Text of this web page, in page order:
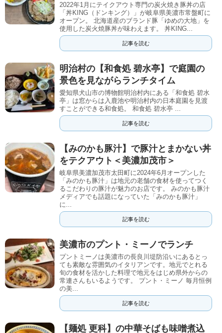
2022年1月にテイクアウト専門の炭火焼き豚丼の店
「丼KING（ドンキング）」が岐阜県美濃市常盤町に
オープン。 北海道産のブランド豚「ゆめの大地」を
使用した炭火焼豚丼が味わえます。 丼KING...
記事を読む
明治村の【和食処 碧水亭】で庭園の
景色を見ながらランチタイム
愛知県犬山市の博物館明治村内にある「和食処 碧水
亭」は窓からは入鹿池や明治村内の日本庭園を見渡
すことができる和食処。 和食処 碧水亭 ...
記事を読む
【みのかも豚汁】で豚汁とまかない丼
をテクアウト＜美濃加茂市＞
岐阜県美濃加茂市太田町に2024年6月オープンした
「みのかも豚汁」は地元の老舗の食材を使ってつく
るこだわりの豚汁が魅力のお店です。 みのかも豚汁
メディアでも話題になっていた「みのかも豚汁」
に...
記事を読む
美濃市のプント・ミーノでランチ
プントミーノは美濃市の長良川堤防沿いにあるとっ
ても素敵な雰囲気のイタリアンです。地元でとれる
旬の食材を活かした料理で地元をはじめ県外からの
常連さんもいるようです。 プント・ミーノ 毎月恒例
の美...
記事を読む
【麺処 更科】の中華そばも味噌煮込